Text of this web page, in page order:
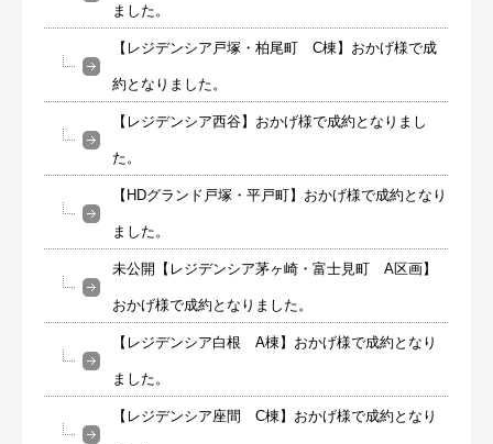
ました。
【レジデンシア戸塚・柏尾町 C棟】おかげ様で成
約となりました。
【レジデンシア西谷】おかげ様で成約となりまし
た。
【HDグランド戸塚・平戸町】おかげ様で成約となり
ました。
未公開【レジデンシア茅ヶ崎・富士見町 A区画】
おかげ様で成約となりました。
【レジデンシア白根 A棟】おかげ様で成約となり
ました。
【レジデンシア座間 C棟】おかげ様で成約となり